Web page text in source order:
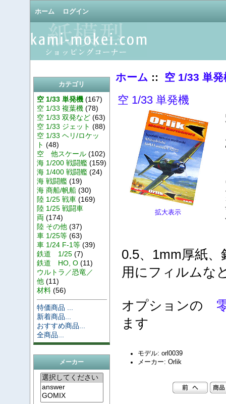
ホーム ログイン
カテゴリ
空 1/33 単発機(167)
空 1/33 複葉機(78)
空 1/33 双発など(63)
空 1/33 ジェット (88)
空 1/33 ヘリ/ロケッ
ト (48)
空 他スケール(102)
海 1/200 戦闘艦(159)
海 1/400 戦闘艦(24)
海 戦闘艦(19)
海 商船/帆船(30)
陸 1/25 戦車(169)
陸 1/25 戦闘車
両 (174)
陸 その他(37)
車 1/25等(63)
車 1/24 F-1等(39)
鉄道 1/25(7)
鉄道 HO, O(11)
ウルトラ／恐竜／
他(11)
材料(56)
特価商品 ...
新着商品...
おすすめ商品...
全商品...
メーカー
ホーム :: 空 1/33 単発
空 1/33 単発機
拡大表示
0.5、1mm厚紙
用にフィルムな
オプションの
ます
モデル: orl0039
メーカー: Orlik